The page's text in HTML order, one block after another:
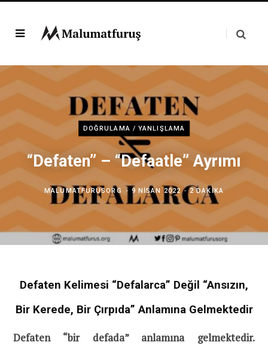
DOĞRULAMA / YANLIŞLAMA
“Defaten” – “Defaatle” Ayrımı
MALUMATFURUSORG 9 NISAN 2022 2 DAKIKA
Defaten Kelimesi “Defalarca” Değil “Ansızın,
Bir Kerede, Bir Çırpıda” Anlamına Gelmektedir
Defaten “bir defada” anlamına gelmektedir.